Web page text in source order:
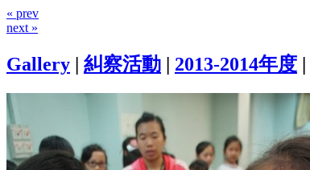
« prev
next »
Gallery | 糾察活動 | 2013-2014年度 |